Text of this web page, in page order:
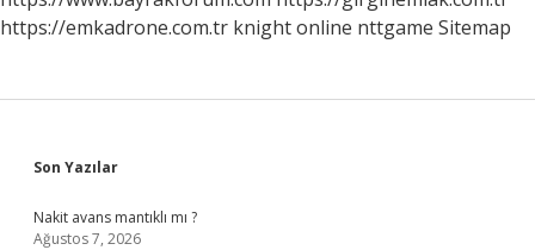
https://emkadrone.com.tr knight online nttgame Sitemap
Sidebar
Son Yazılar
Nakit avans mantıklı mı ?
Ağustos 7, 2026